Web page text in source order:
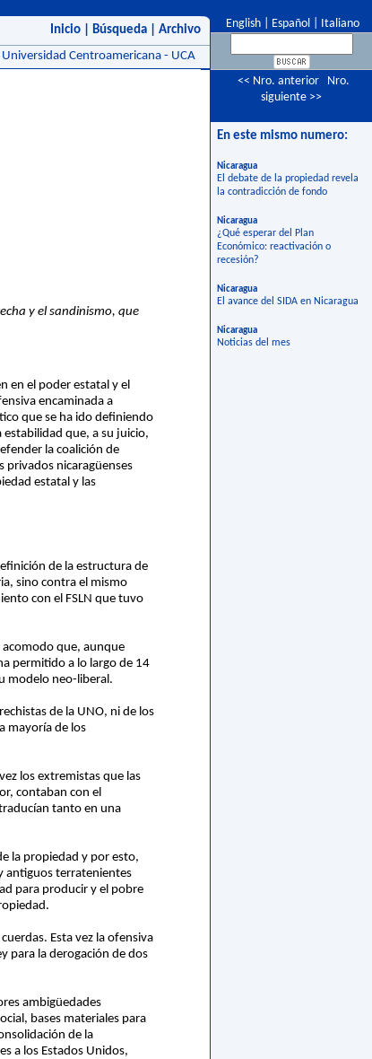
Inicio Búsqueda
Archivo
Universidad Centroamericana - UCA
y el sandinismo, que
en el poder estatal y el
encaminada a
que se ha ido definiendo
que, a su juicio,
la coalición de
privados nicaragüenses
estatal y las
de la estructura de
sino contra el mismo
con el FSLN que tuvo
acomodo que, aunque
permitido a lo largo de 14
modelo neo-liberal.
de la UNO, ni de los
mayoría de los
los extremistas que las
contaban con el
tanto en una
la propiedad y por esto,
antiguos terratenientes
para producir y el pobre
Esta vez la ofensiva
para la derogación de dos
ambigüedades
bases materiales para
de la
a los Estados Unidos,
English Español Italiano
<< Nro. anterior
Nro.
siguiente >>
En este mismo numero:
Nicaragua
El debate de la propiedad revela
la contradicción de fondo
Nicaragua
¿Qué esperar del Plan
Económico: reactivación o
recesión?
Nicaragua
El avance del SIDA en Nicaragua
Nicaragua
Noticias del mes